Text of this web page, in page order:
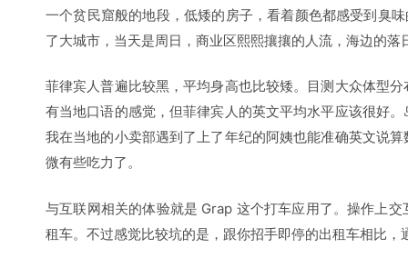
一个贫民窟般的地段，低矮的房子，看着颜色都感受到臭
了大城市，当天是周日，商业区熙熙攘攘的人流，海边的落
菲律宾人普遍比较黑，平均身高也比较矮。目测大众体型
有当地口语的感觉，但菲律宾人的英文平均水平应该很好
我在当地的小卖部遇到了上了年纪的阿姨也能准确英文说
微有些吃力了。
与互联网相关的体验就是 Grap 这个打车应用了。操作上
租车。不过感觉比较坑的是，跟你招手即停的出租车相比